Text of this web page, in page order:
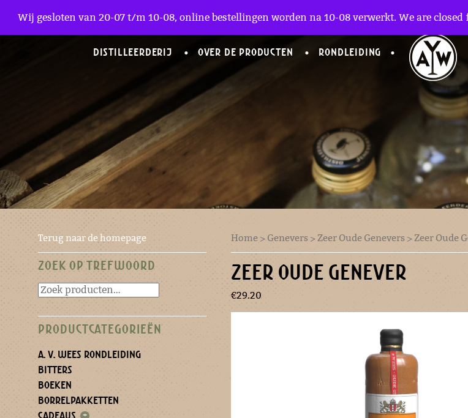
DISTILLEERDERIJ OVER DE PRODUCTEN RONDLEIDING
Terug naar de homepage
ZOEK OP TREFWOORD
PRODUCTCATEGORIEËN
A. V. WEES RONDLEIDING
BITTERS
BOEKEN
BORRELPAKKETTEN
Home > Genevers >Zeer Oude Genevers > Zeer Oude
ZEER OUDE GENEVER
€29.20
Wij gesloten van 20-07 t/m 10-08, online bestellingen worden na 10-08 verwerkt. We are